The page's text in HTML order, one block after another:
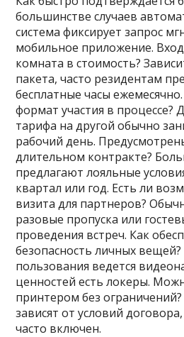
большинстве случаев
система фиксирует запрос
мобильное приложение.
комната в стоимость?
пакета, часто резидентам
бесплатные часы
формат участия в процессе?
тарифа на другой обычно
рабочий день.
длительном контракте?
предлагают лояльные
квартал или год. Есть ли
визита для партнеров?
разовые пропуска или
проведения встреч. Как
безопасность личных
пользования ведется
ценностей есть локеры.
принтером без
зависят от условий
часто включен.